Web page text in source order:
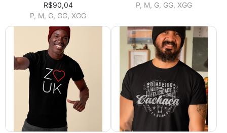
R$90,04
P, M, G, GG, XGG
P, M, G, GG, XGG